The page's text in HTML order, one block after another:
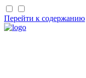
Перейти к содержанию